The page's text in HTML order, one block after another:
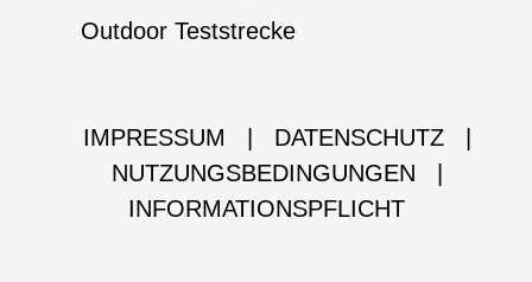
Outdoor Teststrecke
IMPRESSUM DATENSCHUTZ
NUTZUNGSBEDINGUNGEN
INFORMATIONSPFLICHT